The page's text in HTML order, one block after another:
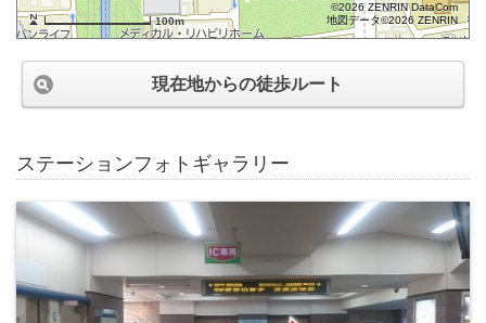
100m
©2026 ZENRIN DataCom
地図データ©2026 ZENRIN
現在地からの徒歩ルート
ステーションフォトギャラリー